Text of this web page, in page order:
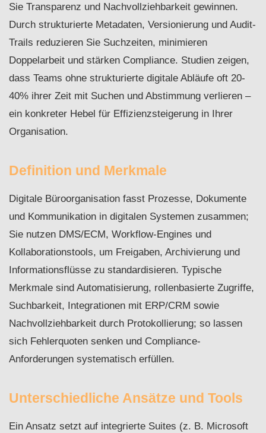
Sie Transparenz und Nachvollziehbarkeit gewinnen.
Durch strukturierte Metadaten, Versionierung und Audit-
Trails reduzieren Sie Suchzeiten, minimieren
Doppelarbeit und stärken Compliance. Studien zeigen,
dass Teams ohne strukturierte digitale Abläufe oft 20-
40% ihrer Zeit mit Suchen und Abstimmung verlieren –
ein konkreter Hebel für Effizienzsteigerung in Ihrer
Organisation.
Definition und Merkmale
Digitale Büroorganisation fasst Prozesse, Dokumente
und Kommunikation in digitalen Systemen zusammen;
Sie nutzen DMS/ECM, Workflow-Engines und
Kollaborationstools, um Freigaben, Archivierung und
Informationsflüsse zu standardisieren. Typische
Merkmale sind Automatisierung, rollenbasierte Zugriffe,
Suchbarkeit, Integrationen mit ERP/CRM sowie
Nachvollziehbarkeit durch Protokollierung; so lassen
sich Fehlerquoten senken und Compliance-
Anforderungen systematisch erfüllen.
Unterschiedliche Ansätze und Tools
Ein Ansatz setzt auf integrierte Suites (z. B. Microsoft